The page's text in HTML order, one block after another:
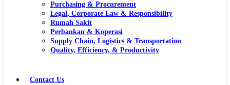
Purchasing & Procurement
Legal, Corporate Law & Responsibility
Rumah Sakit
Perbankan & Koperasi
Supply Chain, Logistics & Transportation
Quality, Efficiency, & Productivity
Contact Us